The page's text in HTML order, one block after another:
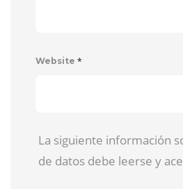
Website *
La siguiente información
de datos debe leerse y